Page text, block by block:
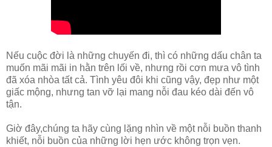
Nếu cuộc đời là những chuyến đi, thì có những dấu chân ta
muốn mãi mãi in hằn trên lối về, nhưng rồi cơn mưa vô tình
đã xóa nhòa tất cả. Tình yêu đôi khi cũng vậy, đẹp như một
giấc mộng, nhưng tan vỡ lại mang nỗi đau kéo dài đến vô
tận.
Giờ đây,chúng ta hãy cùng lặng nhìn về một nỗi buồn thanh
khiết, nỗi buồn của những lời hẹn ước không trọn vẹn.